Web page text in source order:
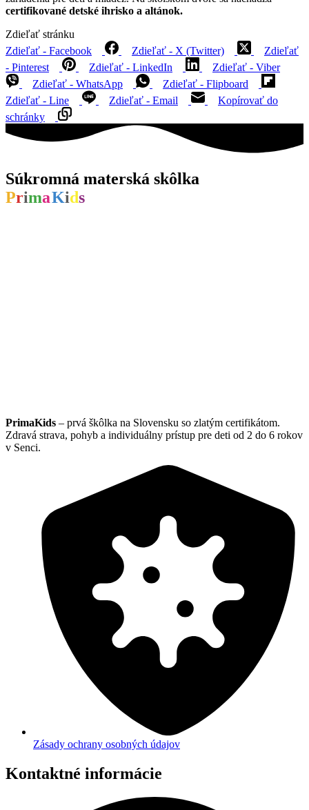
certifikované detské ihrisko a altánok.
Zdieľať stránku
Zdieľať - Facebook
Zdieľať - X (Twitter)
Zdieľať
- Pinterest
Zdieľať - LinkedIn
Zdieľať - Viber
Zdieľať - WhatsApp
Zdieľať - Flipboard
Zdieľať - Line
Zdieľať - Email
Kopírovať do
schránky
Súkromná materská skôlka
PrimaKids
PrimaKids – prvá škôlka na Slovensku so zlatým certifikátom.
Zdravá strava, pohyb a individuálny prístup pre deti od 2 do 6 rokov
v Senci.
Zásady ochrany osobných údajov
Kontaktné informácie